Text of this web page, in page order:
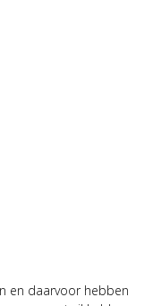
en daarvoor hebben